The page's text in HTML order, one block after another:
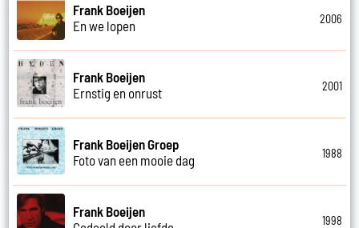
Frank Boeijen
En we lopen
2006
Frank Boeijen
Ernstig en onrust
2001
Frank Boeijen Groep
Foto van een mooie dag
1988
Frank Boeijen
1998